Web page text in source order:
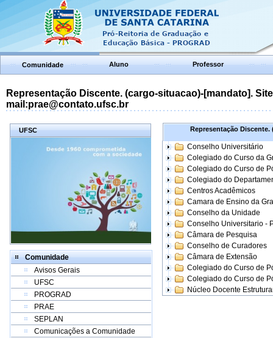
Comunidade Aluno Professor
Representação Discente. (cargo-situacao)-[mandato].
mail:prae@contato.ufsc.br
UFSC
Comunidade
Avisos Gerais
UFSC
PROGRAD
PRAE
SEPLAN
Comunicações a Comunidade
Representação Discente.
Conselho Universitário
Colegiado do Curso da
Colegiado do Curso de
Colegiado do
Centros Acadêmicos
Camara de Ensino da
Conselho da Unidade
Conselho Universitario -
Câmara de Pesquisa
Conselho de Curadores
Câmara de Extensão
Colegiado do Curso de
Colegiado do Curso de
Núcleo Docente